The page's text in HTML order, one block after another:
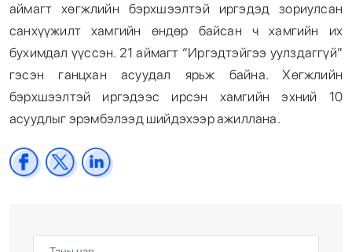
аймагт хөгжлийн бэрхшээлтэй иргэдэд зориулсан
санхүүжилт хамгийн өндөр байсан ч хамгийн их
бухимдал үүссэн. 21 аймагт “Иргэдтэйгээ уулздаггүй”
гэсэн ганцхан асуудал ярьж байна. Хөгжлийн
бэрхшээлтэй иргэдээс ирсэн хамгийн эхний 10
асуудлыг эрэмбэлээд шийдэхээр ажиллана.